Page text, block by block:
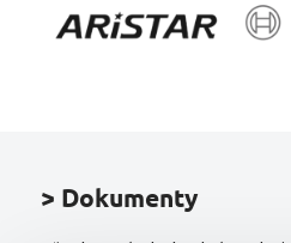
> Dokumenty